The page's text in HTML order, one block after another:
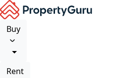
Buy
Rent